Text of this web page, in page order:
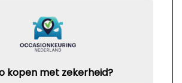
kopen met zekerheid?